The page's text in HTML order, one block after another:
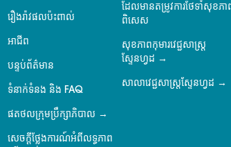
រឿងរ៉ាវផលប៉ះពាល់
អាជីព
បន្ទប់ព័ត៌មាន
ទំនាក់ទំនង និង FAQ
ផតថលក្រុមប្រឹក្សាភិបាល
សេចក្តីថ្លែងការណ៍អំពីលទ្ធភាព
ដែលមានតម្រូវការថែទាំសុខភា
ពិសេស
សុខភាពកុមារវេជ្ជសាស្ត្រ
ស្ទែនហ្វដ
សាលាវេជ្ជសាស្ត្រស្ទែនហ្វដ